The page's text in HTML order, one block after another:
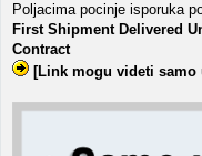
Poljacima pocinje isporuka
First Shipment Delivered
Contract
[Link mogu videti